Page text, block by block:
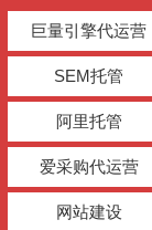
巨量引擎代运营
SEM托管
阿里托管
爱采购代运营
网站建设